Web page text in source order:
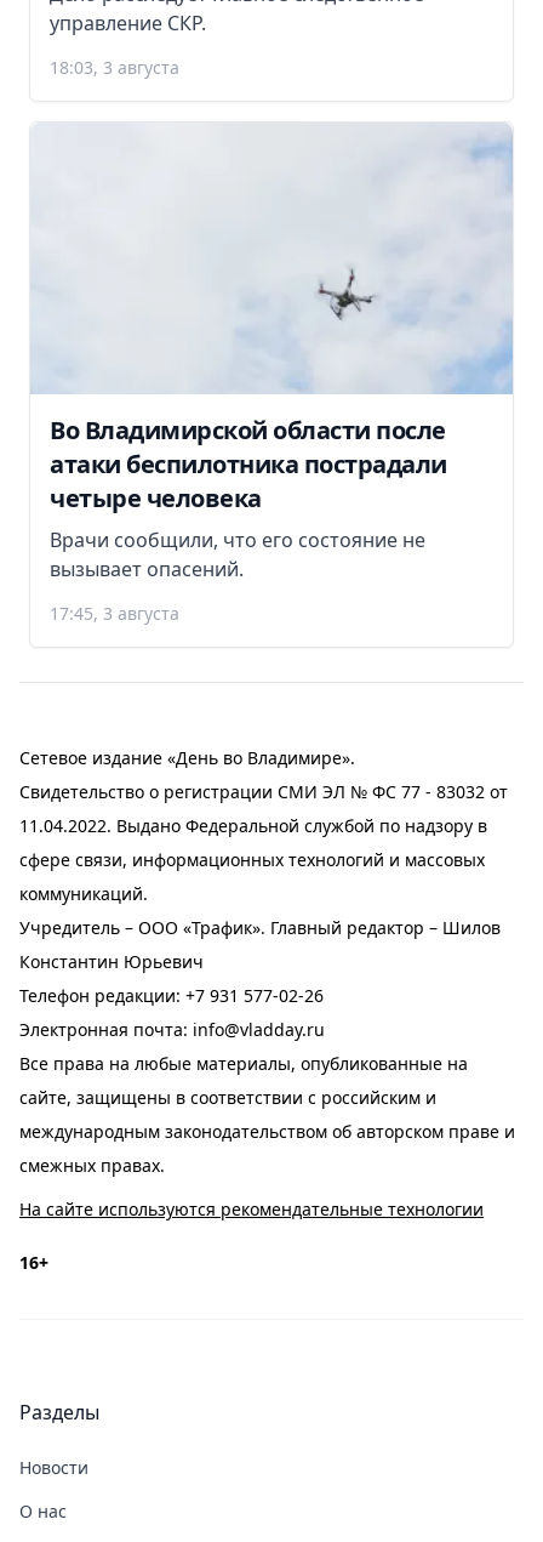
управление СКР.
18:03, 3 августа
Во Владимирской области после
атаки беспилотника пострадали
четыре человека
Врачи сообщили, что его состояние не
вызывает опасений.
17:45, 3 августа
Сетевое издание «День во Владимире».
Свидетельство о регистрации СМИ ЭЛ № ФС 77 - 83032 от
11.04.2022. Выдано Федеральной службой по надзору в
сфере связи, информационных технологий и массовых
коммуникаций.
Учредитель – ООО «Трафик». Главный редактор – Шилов
Константин Юрьевич
Телефон редакции: +7 931 577-02-26
Электронная почта: info@vladday.ru
Все права на любые материалы, опубликованные на
сайте, защищены в соответствии с российским и
международным законодательством об авторском праве и
смежных правах.
На сайте используются рекомендательные технологии
16+
Разделы
Новости
О нас